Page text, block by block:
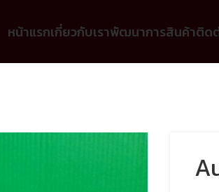
หน้าแรกเกี่ยวกับเราพัฒนาการสินค้าติด